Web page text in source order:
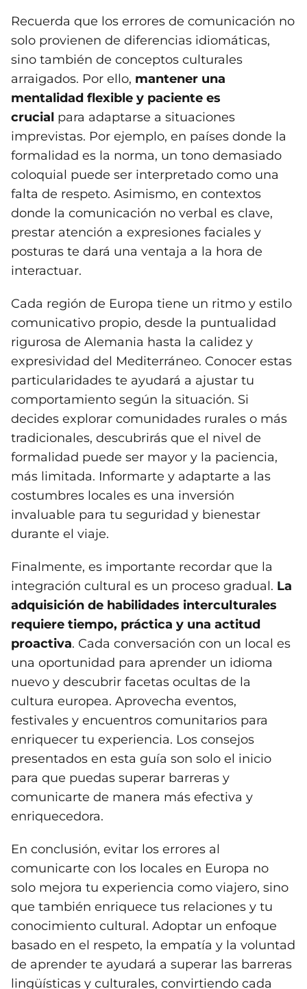
Recuerda que los errores de comunicación no
solo provienen de diferencias idiomáticas,
sino también de conceptos culturales
arraigados. Por ello, mantener una
mentalidad flexible y paciente es
crucial para adaptarse a situaciones
imprevistas. Por ejemplo, en países donde la
formalidad es la norma, un tono demasiado
coloquial puede ser interpretado como una
falta de respeto. Asimismo, en contextos
donde la comunicación no verbal es clave,
prestar atención a expresiones faciales y
posturas te dará una ventaja a la hora de
interactuar.
Cada región de Europa tiene un ritmo y estilo
comunicativo propio, desde la puntualidad
rigurosa de Alemania hasta la calidez y
expresividad del Mediterráneo. Conocer estas
particularidades te ayudará a ajustar tu
comportamiento según la situación. Si
decides explorar comunidades rurales o más
tradicionales, descubrirás que el nivel de
formalidad puede ser mayor y la paciencia,
más limitada. Informarte y adaptarte a las
costumbres locales es una inversión
invaluable para tu seguridad y bienestar
durante el viaje.
Finalmente, es importante recordar que la
integración cultural es un proceso gradual. La
adquisición de habilidades interculturales
requiere tiempo, práctica y una actitud
proactiva. Cada conversación con un local es
una oportunidad para aprender un idioma
nuevo y descubrir facetas ocultas de la
cultura europea. Aprovecha eventos,
festivales y encuentros comunitarios para
enriquecer tu experiencia. Los consejos
presentados en esta guía son solo el inicio
para que puedas superar barreras y
comunicarte de manera más efectiva y
enriquecedora.
En conclusión, evitar los errores al
comunicarte con los locales en Europa no
solo mejora tu experiencia como viajero, sino
que también enriquece tus relaciones y tu
conocimiento cultural. Adoptar un enfoque
basado en el respeto, la empatía y la voluntad
de aprender te ayudará a superar las barreras
lingüísticas y culturales, convirtiendo cada